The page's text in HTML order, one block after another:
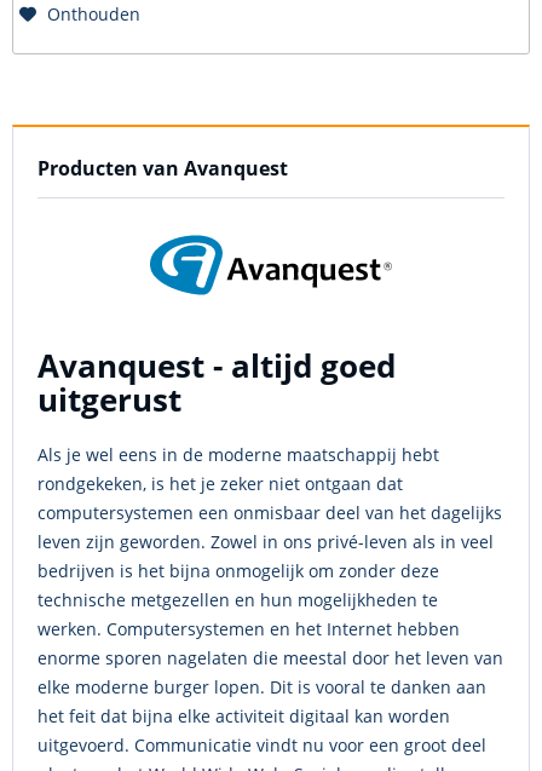
Onthouden
Producten van Avanquest
Avanquest - altijd goed
uitgerust
Als je wel eens in de moderne maatschappij hebt
rondgekeken, is het je zeker niet ontgaan dat
computersystemen een onmisbaar deel van het dagelijks
leven zijn geworden. Zowel in ons privé-leven als in veel
bedrijven is het bijna onmogelijk om zonder deze
technische metgezellen en hun mogelijkheden te
werken. Computersystemen en het Internet hebben
enorme sporen nagelaten die meestal door het leven van
elke moderne burger lopen. Dit is vooral te danken aan
het feit dat bijna elke activiteit digitaal kan worden
uitgevoerd. Communicatie vindt nu voor een groot deel